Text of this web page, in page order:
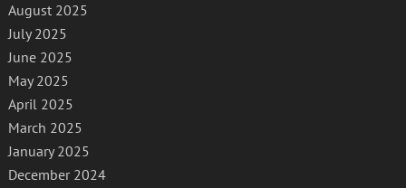
August 2025
July 2025
June 2025
May 2025
April 2025
March 2025
January 2025
December 2024